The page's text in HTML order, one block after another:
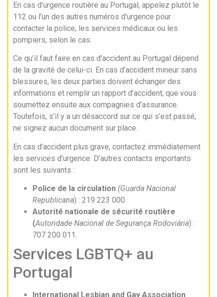
En cas d’urgence routière au Portugal, appelez plutôt le
112 ou l’un des autres numéros d’urgence pour
contacter la police, les services médicaux ou les
pompiers, selon le cas.
Ce qu’il faut faire en cas d’accident au Portugal dépend
de la gravité de celui-ci. En cas d’accident mineur sans
blessures, les deux parties doivent échanger des
informations et remplir un rapport d’accident, que vous
soumettez ensuite aux compagnies d’assurance.
Toutefois, s’il y a un désaccord sur ce qui s’est passé,
ne signez aucun document sur place.
En cas d’accident plus grave, contactez immédiatement
les services d’urgence. D’autres contacts importants
sont les suivants :
Police de la circulation (Guarda Nacional
Republicana) : 219 223 000
Autorité nationale de sécurité routière
(Autoridade Nacional de Segurança Rodoviária) :
707 200 011.
Services LGBTQ+ au
Portugal
International Lesbian and Gay Association